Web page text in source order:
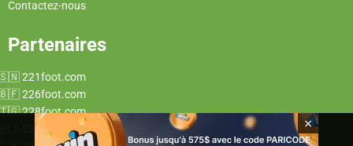
Contactez-nous
Partenaires
221foot.com
226foot.com
228foot.com
229foot.com
×